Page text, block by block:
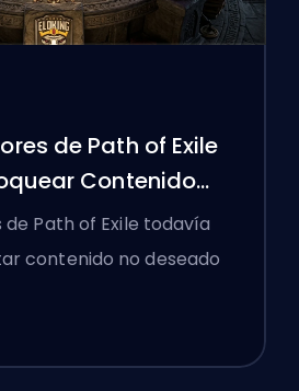
de Path of Exile
Contenido
Sigue Luchando
de Path of Exile todavía
contenido no deseado